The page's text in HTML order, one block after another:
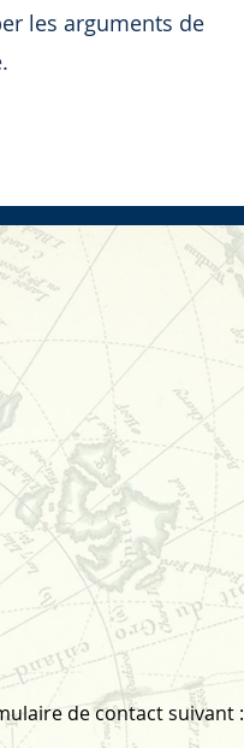
les arguments de
de contact suivant :